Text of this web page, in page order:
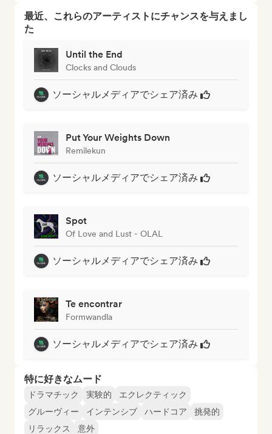
最近、これらのアーティストにチャンスを与えまし
た
Until the End
Clocks and Clouds
ソーシャルメディアでシェア済み
Put Your Weights Down
Remilekun
ソーシャルメディアでシェア済み
Spot
Of Love and Lust - OLAL
ソーシャルメディアでシェア済み
Te encontrar
Formwandla
ソーシャルメディアでシェア済み
特に好きなムード
ドラマチック 実験的
エクレクティック
グルーヴィー
インテンシブ ハードコア
挑発的
リラックス
意外